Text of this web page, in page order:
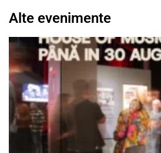
Alte evenimente